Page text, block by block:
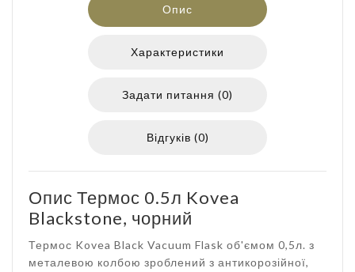
Опис
Характеристики
Задати питання (0)
Відгуків (0)
Опис Термос 0.5л Kovea
Blackstone, чорний
Термос Kovea Black Vacuum Flask об'ємом 0,5л. з
металевою колбою зроблений з антикорозійної,